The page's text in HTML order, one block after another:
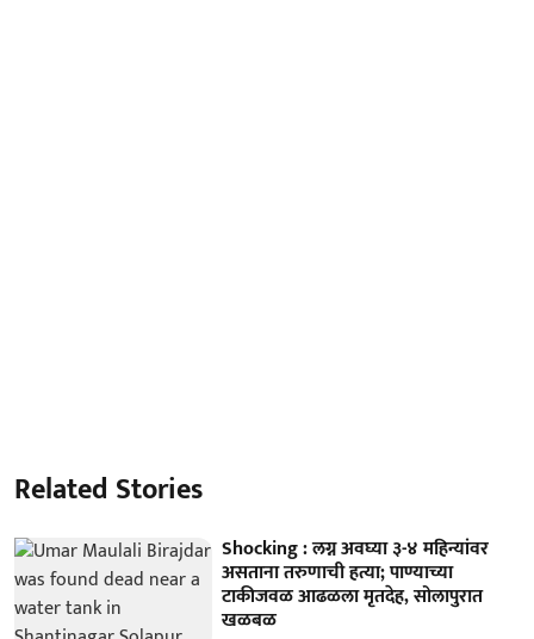
Related Stories
Shocking : लग्न अवघ्या ३-४ महिन्यांवर
असताना तरुणाची हत्या; पाण्याच्या
टाकीजवळ आढळला मृतदेह, सोलापुरात
खळबळ